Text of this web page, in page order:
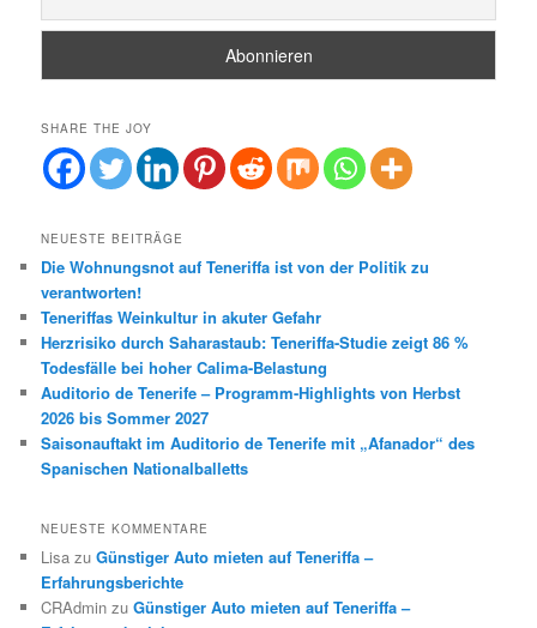
SHARE THE JOY
NEUESTE BEITRÄGE
Die Wohnungsnot auf Teneriffa ist von der Politik zu
verantworten!
Teneriffas Weinkultur in akuter Gefahr
Herzrisiko durch Saharastaub: Teneriffa-Studie zeigt 86 %
Todesfälle bei hoher Calima-Belastung
Auditorio de Tenerife – Programm-Highlights von Herbst
2026 bis Sommer 2027
Saisonauftakt im Auditorio de Tenerife mit „Afanador“ des
Spanischen Nationalballetts
NEUESTE KOMMENTARE
Lisa zuGünstiger Auto mieten auf Teneriffa –
Erfahrungsberichte
CRAdmin zuGünstiger Auto mieten auf Teneriffa –